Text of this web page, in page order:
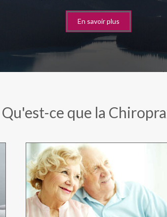
En savoir plus
Qu'est-ce que la